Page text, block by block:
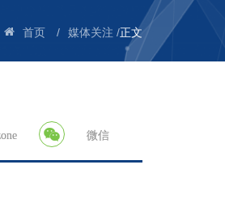
首页 / 媒体关注 /正文
微信